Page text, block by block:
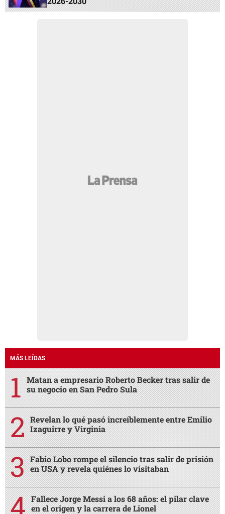
MÁS LEÍDAS
Matan a empresario Roberto Becker tras salir de
su negocio en San Pedro Sula
Revelan lo qué pasó increíblemente entre Emilio
Izaguirre y Virginia
Fabio Lobo rompe el silencio tras salir de prisión
en USA y revela quiénes lo visitaban
Fallece Jorge Messi a los 68 años: el pilar clave
en el origen y la carrera de Lionel